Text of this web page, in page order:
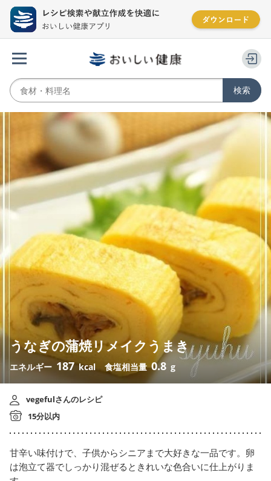
うなぎの蒲焼リメイクうまき
エネルギー 187 kcal 食塩相当量0.8 g
vegefulさんのレシピ
15分以内
甘辛い味付けで、子供からシニアまで大好きな一品です。卵
は泡立て器でしっかり混ぜるときれいな色合いに仕上がりま